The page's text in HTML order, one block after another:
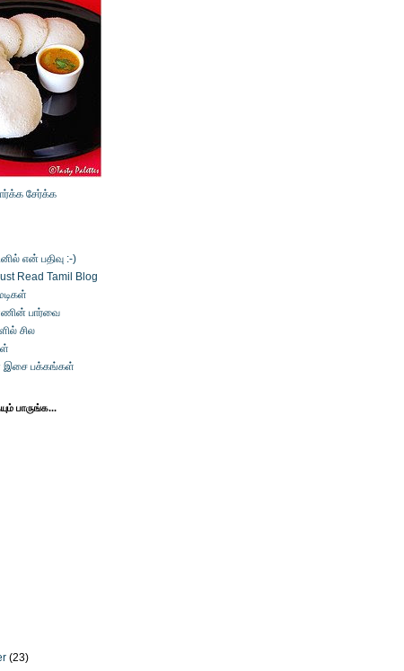
சேர்க்க
என் பதிவு :-)
Read Tamil Blog
பார்வை
சில
இசை பக்கங்கள்
பாருங்க...
(23)